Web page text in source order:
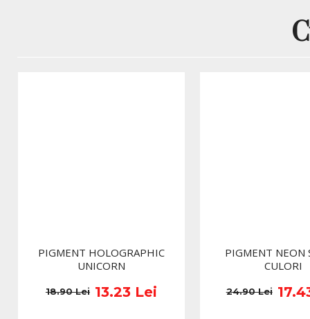
PIGMENT HOLOGRAPHIC
UNICORN
13.23 Lei
18.90 Lei
PIGMENT NEON
CULORI
24.90 Lei